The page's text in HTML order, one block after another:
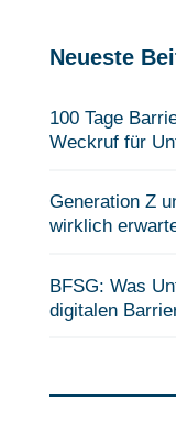
Neueste
100 Tage
Weckruf für
Generation Z
wirklich
BFSG: Was
digitalen